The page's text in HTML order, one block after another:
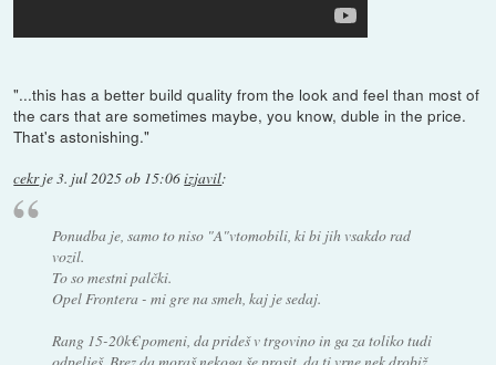
"...this has a better build quality from the look and feel than most of
the cars that are sometimes maybe, you know, duble in the price.
That's astonishing."
cekrje3. jul 2025 ob 15:06izjavil:
Ponudba je, samo to niso "A"vtomobili, ki bi jih vsakdo rad
vozil.
To so mestni palčki.
Opel Frontera - mi gre na smeh, kaj je sedaj.
Rang 15-20k€ pomeni, da prideš v trgovino in ga za toliko tudi